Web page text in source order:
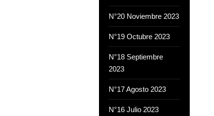
N°20 Noviembre 2023
N°19 Octubre 2023
N°18 Septiembre
2023
N°17 Agosto 2023
N°16 Julio 2023